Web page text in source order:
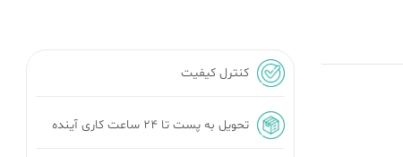
کنترل کیفیت
تحویل به پست تا ۲۴ ساعت کاری آینده